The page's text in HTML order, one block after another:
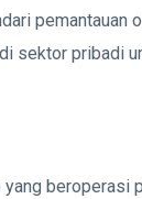
pemantauan
sektor pribadi
beroperasi